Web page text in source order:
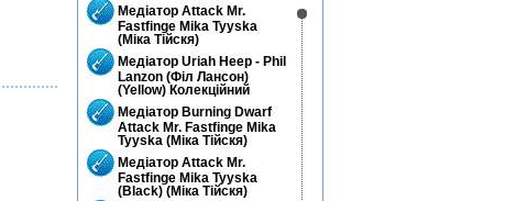
Медіатор Attack Mr.
Fastfinge Mika Tyyska
(Міка Тійскя)
Медіатор Uriah Heep - Phil
Lanzon (Філ Лансон)
(Yellow) Колекційний
Медіатор Burning Dwarf
Attack Mr. Fastfinge Mika
Tyyska (Міка Тійскя)
Медіатор Attack Mr.
Fastfinge Mika Tyyska
(Black) (Міка Тійскя)